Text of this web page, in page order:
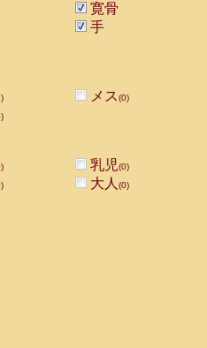
寛骨
手
メス(0)
乳児(0)
大人 (0)